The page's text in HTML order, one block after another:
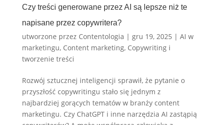
Czy treści generowane przez AI są lepsze niż te
napisane przez copywritera?
utworzone przez Contentologia | gru 19, 2025 | AI w
marketingu, Content marketing, Copywriting i
tworzenie treści
Rozwój sztucznej inteligencji sprawił, że pytanie o
przyszłość copywritingu stało się jednym z
najbardziej gorących tematów w branży content
marketingu. Czy ChatGPT i inne narzędzia AI zastąpią